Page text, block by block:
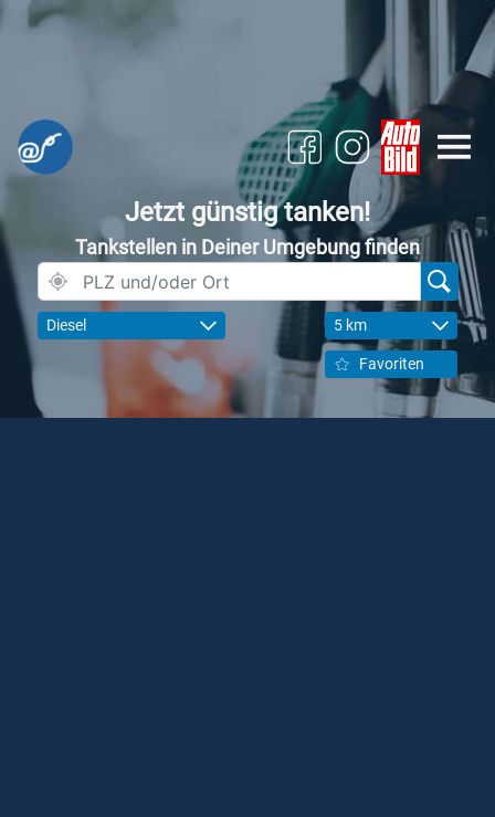
Jetzt günstig tanken!
Tankstellen in Deiner Umgebung finden
Diesel 5 km
Favoriten